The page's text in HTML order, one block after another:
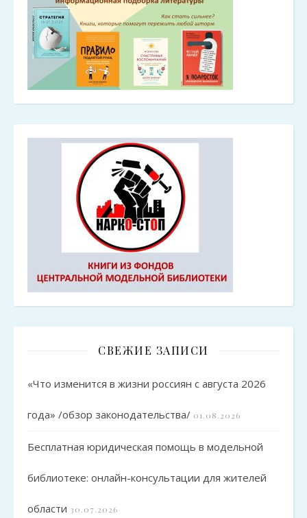
СВЕЖИЕ ЗАПИСИ
«Что изменится в жизни россиян с августа 2026
года» /обзор законодательства/ 01.08.2026
Бесплатная юридическая помощь в модельной
библиотеке: онлайн-консультации для жителей
области 30.07.2026